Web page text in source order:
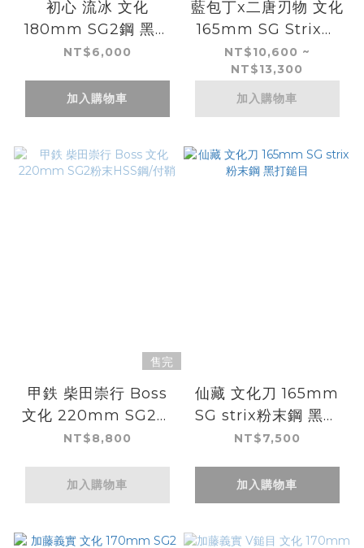
初心 流冰 文化
180mm SG2鋼 黑染
大馬士革
NT$6,000
加入購物車
藍包丁x二唐刃物 文化
165mm SG Strix粉
末HSS鋼 鎚目大馬士
革
NT$10,600 ~
NT$13,300
加入購物車
售完
甲鉄 柴田崇行 Boss
文化 220mm SG2粉
末HSS鋼/付鞘
NT$8,800
加入購物車
仙藏 文化刀 165mm
SG strix粉末鋼 黑打
鎚目
NT$7,500
加入購物車